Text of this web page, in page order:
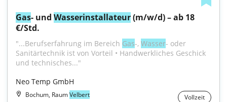
Gas- und Wasserinstallateur (m/w/d) – ab 18
€/Std.
"...Berufserfahrung im Bereich Gas-, Wasser- oder
Sanitärtechnik ist von Vorteil • Handwerkliches Geschick
und technisches..."
Neo Temp GmbH
Bochum, RaumVelbert Vollzeit